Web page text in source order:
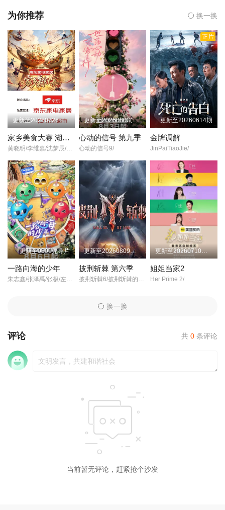
为你推荐 换一换
更新至20260726第1集
家乡美食大赛 湖南站
黄晓明/李维嘉/沈梦辰/王霏霏/孟佳/金莎/孙丞潇/李斯丹妮/敖子逸/林述巍/董克平/侯玉瑞/徐萌/高文麒/曹雨/许菊云/朱诚心/兰桂均/
更新至20260803(第1期中纯享)
心动的信号 第九季
心动的信号9/
正片
更新至20260614期
金牌调解
JinPaiTiaoJie/
更新至0801先导片
一路向海的少年
更新至20260809超前企划第2期
披荆斩棘 第六季
更新至20260710先导片
姐姐当家2
Her Prime 2/
换一换
评论 共 0 条评论
当前暂无评论，赶紧抢个沙发